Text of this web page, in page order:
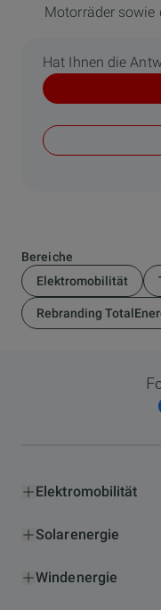
Motorräder sowie
Hat Ihnen die
Bereiche
Elektromobilität
Rebranding
Elektromobilität
Solarenergie
Windenergie